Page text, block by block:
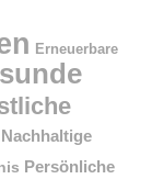
Erneuerbare
Nachhaltige
Persönliche